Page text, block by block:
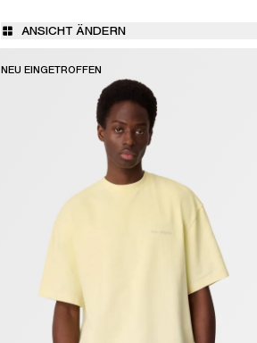
ANSICHT ÄNDERN
NEU EINGETROFFEN